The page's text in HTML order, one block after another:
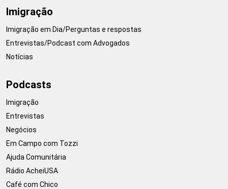
Imigração
Imigração em Dia/Perguntas e respostas
Entrevistas/Podcast com Advogados
Notícias
Podcasts
Imigração
Entrevistas
Negócios
Em Campo com Tozzi
Ajuda Comunitária
Rádio AcheiUSA
Café com Chico